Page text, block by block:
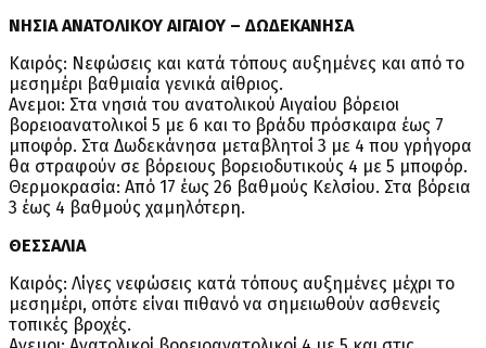
ΝΗΣΙΑ ΑΝΑΤΟΛΙΚΟΥ ΑΙΓΑΙΟΥ – ΔΩΔΕΚΑΝΗΣΑ
Καιρός: Νεφώσεις και κατά τόπους αυξημένες και από το
μεσημέρι βαθμιαία γενικά αίθριος.
Ανεμοι: Στα νησιά του ανατολικού Αιγαίου βόρειοι
βορειοανατολικοί 5 με 6 και το βράδυ πρόσκαιρα έως 7
μποφόρ. Στα Δωδεκάνησα μεταβλητοί 3 με 4 που γρήγορα
θα στραφούν σε βόρειους βορειοδυτικούς 4 με 5 μποφόρ.
Θερμοκρασία: Από 17 έως 26 βαθμούς Κελσίου. Στα βόρεια
3 έως 4 βαθμούς χαμηλότερη.
ΘΕΣΣΑΛΙΑ
Καιρός: Λίγες νεφώσεις κατά τόπους αυξημένες μέχρι το
μεσημέρι, οπότε είναι πιθανό να σημειωθούν ασθενείς
τοπικές βροχές.